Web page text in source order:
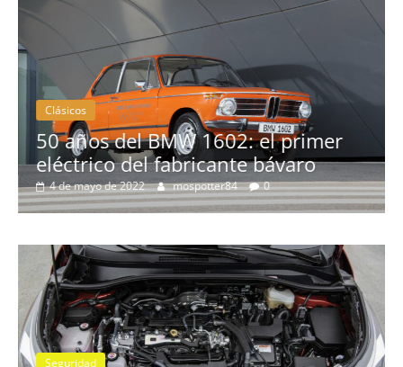
primer
Clásicos
La serie 300 de Peugeot
3 de febrero de 2022 mospotter84 0
Seguridad